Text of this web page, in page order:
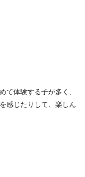
体験する子が多く、
感じたりして、楽しん